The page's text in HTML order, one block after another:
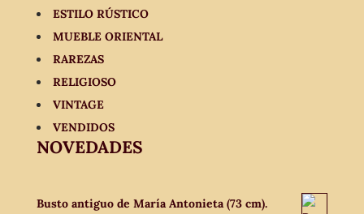
ESTILO RÚSTICO
MUEBLE ORIENTAL
RAREZAS
RELIGIOSO
VINTAGE
VENDIDOS
NOVEDADES
Busto antiguo de María Antonieta (73 cm).